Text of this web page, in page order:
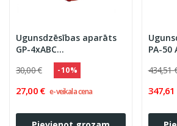
Ugunsdzēsības aparāts
GP-4xABC
''OGNIOCHRON'' 27A 144B
C, PA-4
30,00 € - 10 %
27,00 € e-veikala cena
PA-50
434,51